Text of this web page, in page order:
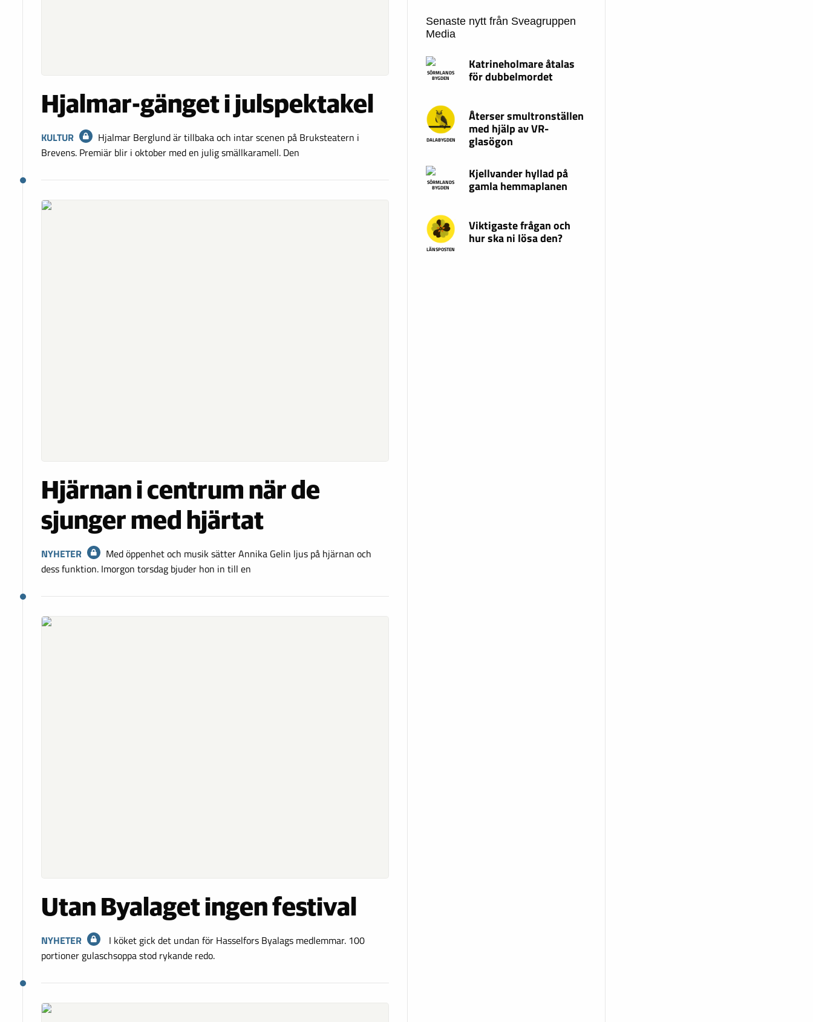
Hjalmar-gänget i julspektakel
KULTUR
Hjalmar Berglund är tillbaka och intar scenen på Bruksteatern i
Brevens. Premiär blir i oktober med en julig smällkaramell. Den
Hjärnan i centrum när de
sjunger med hjärtat
NYHETER
Med öppenhet och musik sätter Annika Gelin ljus på hjärnan och
dess funktion. Imorgon torsdag bjuder hon in till en
Utan Byalaget ingen festival
NYHETER
I köket gick det undan för Hasselfors Byalags medlemmar. 100
portioner gulaschsoppa stod rykande redo.
Senaste nytt från Sveagruppen
Media
SÖRMLANDS
BYGDEN
Katrineholmare åtalas
för dubbelmordet
DALABYGDEN
Återser smultronställen
med hjälp av VR-
glasögon
SÖRMLANDS
BYGDEN
Kjellvander hyllad på
gamla hemmaplanen
LÄNSPOSTEN
Viktigaste frågan och
hur ska ni lösa den?